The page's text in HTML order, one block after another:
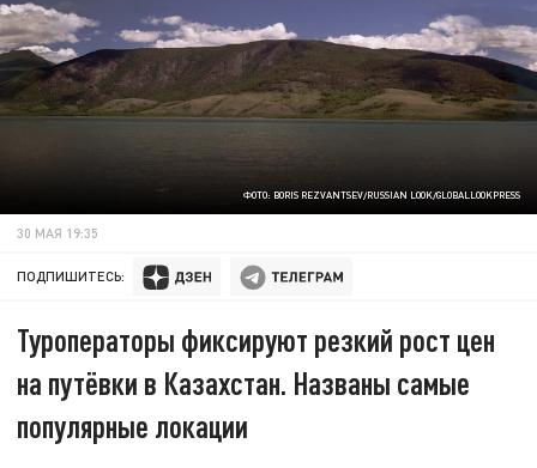
ФОТО: BORIS REZVANTSEV/RUSSIAN LOOK/GLOBALLOOKPRESS
30 МАЯ 19:35
ПОДПИШИТЕСЬ:
Туроператоры фиксируют резкий рост цен
на путёвки в Казахстан. Названы самые
популярные локации